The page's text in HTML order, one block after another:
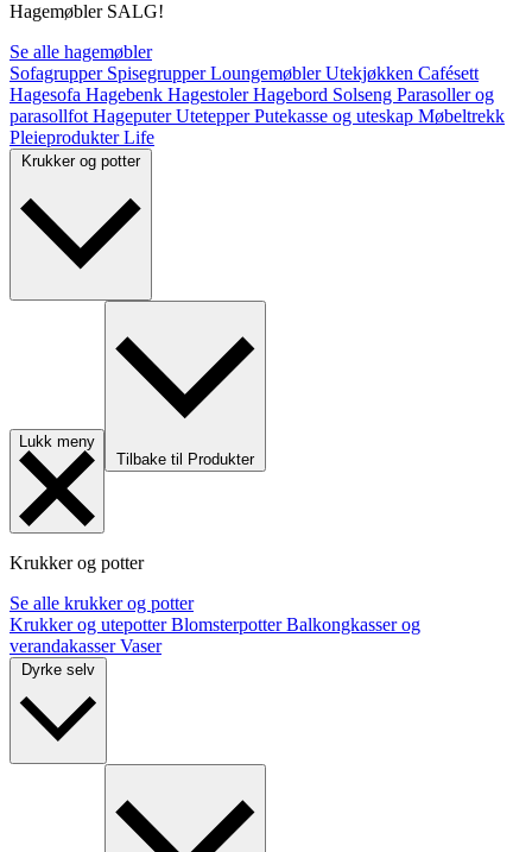
Hagemøbler SALG!
Se alle hagemøbler
Sofagrupper SpisegrupperLoungemøblerUtekjøkken Cafésett
Hagesofa Hagebenk HagestolerHagebord Solseng Parasoller og
parasollfot HageputerUtetepperPutekasse og uteskap Møbeltrekk
PleieprodukterLife
Krukker og potter
Lukk meny
Tilbake til Produkter
Krukker og potter
Se alle krukker og potter
Krukker og utepotterBlomsterpotterBalkongkasser og
verandakasserVaser